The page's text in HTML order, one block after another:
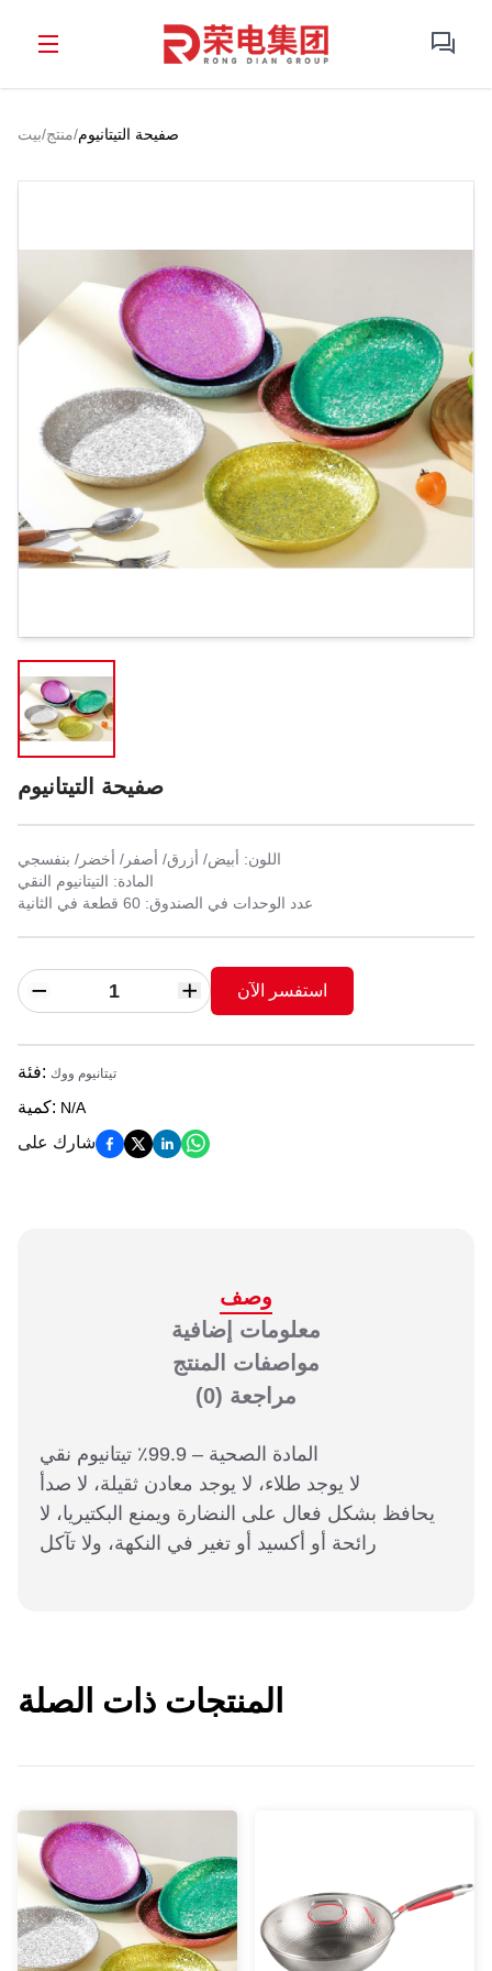
بيت/منتج/صفيحة التيتانيوم
صفيحة التيتانيوم
اللون: أبيض/ أزرق/ أصفر/ أخضر/ بنفسجي
المادة: التيتانيوم النقي
عدد الوحدات في الصندوق: 60 قطعة في الثانية
استفسر الآن
فئة: تيتانيوم ووك
كمية: N/A
شارك على
وصف
معلومات إضافية
مواصفات المنتج
مراجعة (0)
المادة الصحية – 99.9٪ تيتانيوم نقي
لا يوجد طلاء، لا يوجد معادن ثقيلة، لا صدأ
يحافظ بشكل فعال على النضارة ويمنع البكتيريا، لا
رائحة أو أكسيد أو تغير في النكهة، ولا تآكل
المنتجات ذات الصلة